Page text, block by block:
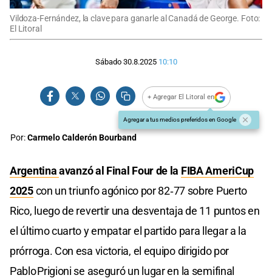
Vildoza-Fernández, la clave para ganarle al Canadá de George. Foto:
El Litoral
Sábado 30.8.2025 10:10
+ Agregar El Litoral en
Agregar a tus medios preferidos en Google
Por:Carmelo Calderón Bourband
Argentinaavanzó al Final Four de la FIBA AmeriCup
2025con un triunfo agónico por 82‑77 sobre Puerto
Rico, luego de revertir una desventaja de 11 puntos en
el último cuarto y empatar el partido para llegar a la
prórroga. Con esa victoria, el equipo dirigido por
Pablo Prigioni se aseguró un lugar en la semifinal